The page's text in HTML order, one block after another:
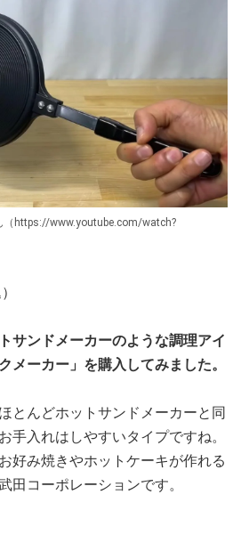
（https://www.youtube.com/watch?
サンドメーカーのような調理アイ
メーカー」を購入してみました。
とんどホットサンドメーカーと同
手入れはしやすいタイプですね。
好み焼きやホットケーキが作れる
田コーポレーションです。